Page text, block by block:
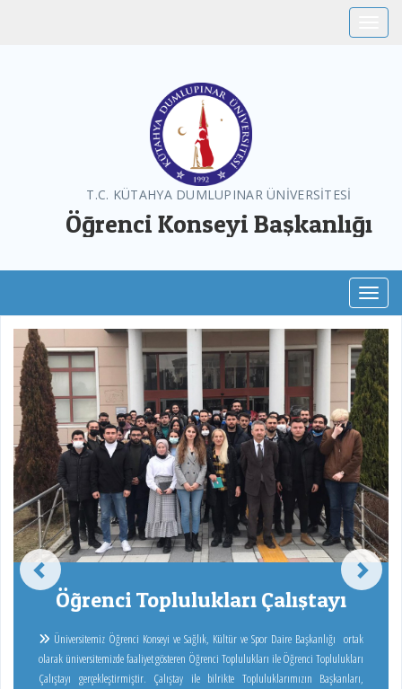
T.C. KÜTAHYA DUMLUPINAR ÜNİVERSİTESİ
Öğrenci Konseyi Başkanlığı
Öğrenci Toplulukları Çalıştayı
Üniversitemiz Öğrenci Konseyi ve Sağlık, Kültür ve Spor Daire Başkanlığı ortak
olarak üniversitemizde faaliyet gösteren Öğrenci Toplulukları ile Öğrenci Toplulukları
Çalıştayı gerçekleştirmiştir. Çalıştay ile bilrikte Topluluklarımızın Başkanları,
Previous Next